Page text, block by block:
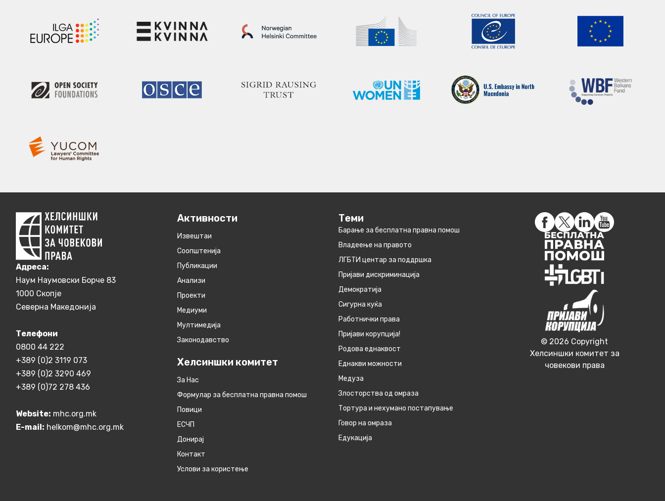
Aдреса:
Наум Наумовски Борче 83
1000 Скопје
Северна Македонија
Телефони
0800 44 222
+389 (0)2 3119 073
+389 (0)2 3290 469
+389 (0)72 278 436
Website: mhc.org.mk
E-mail: helkom@mhc.org.mk
Активности
Извештаи
Соопштенија
Публикации
Анализи
Проекти
Медиуми
Мултимедија
Законодавство
Хелсиншки комитет
За Нас
Формулар за бесплатна правна помош
Повици
ЕСЧП
Донирај
Контакт
Услови за користење
Теми
Барање за бесплатна правна помош
Владеење на правото
ЛГБТИ центар за поддршка
Пријави дискриминација
Демократија
Сигурна куќа
Работнички права
Пријави корупција!
Родова еднаквост
Eднакви можности
Медуза
Злосторства од омраза
Тортура и нехумано постапување
Говор на омраза
Едукација
© 2026 Copyright
Хелсиншки комитет за
човекови права